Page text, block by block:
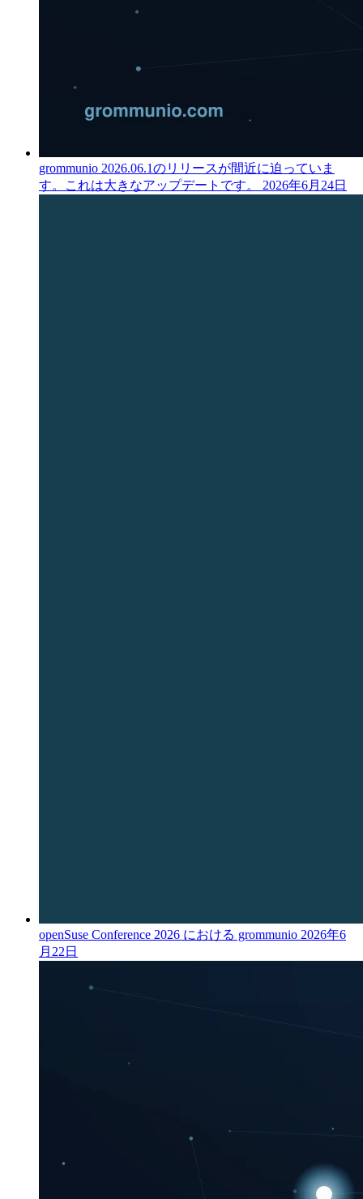
grommunio 2026.06.1のリリースが間近に迫っていま
す。これは大きなアップデートです。
2026年6月24日
openSuse Conference 2026 における grommunio 2026年6
月22日